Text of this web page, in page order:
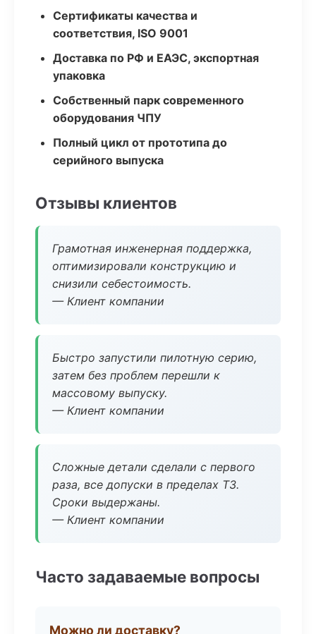
Сертификаты качества и
соответствия, ISO 9001
Доставка по РФ и ЕАЭС, экспортная
упаковка
Собственный парк современного
оборудования ЧПУ
Полный цикл от прототипа до
серийного выпуска
Отзывы клиентов
Грамотная инженерная поддержка,
оптимизировали конструкцию и
снизили себестоимость.
— Клиент компании
Быстро запустили пилотную серию,
затем без проблем перешли к
массовому выпуску.
— Клиент компании
Сложные детали сделали с первого
раза, все допуски в пределах ТЗ.
Сроки выдержаны.
— Клиент компании
Часто задаваемые вопросы
Можно ли доставку?